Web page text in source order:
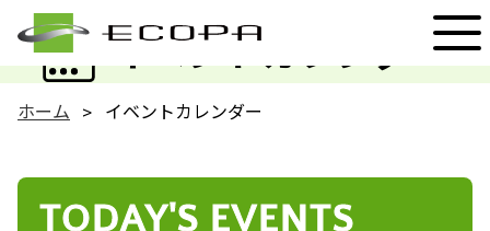
イベントカレンダー
EVENT
ホーム イベントカレンダー
TODAY'S EVENTS